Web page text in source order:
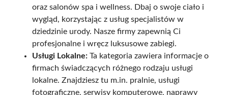
oraz salonów spa i wellness. Dbaj o swoje ciało i
wygląd, korzystając z usług specjalistów w
dziedzinie urody. Nasze firmy zapewnią Ci
profesjonalne i wręcz luksusowe zabiegi.
Usługi Lokalne: Ta kategoria zawiera informacje o
firmach świadczących różnego rodzaju usługi
lokalne. Znajdziesz tu m.in. pralnie, usługi
fotograficzne, serwisy komputerowe, naprawy